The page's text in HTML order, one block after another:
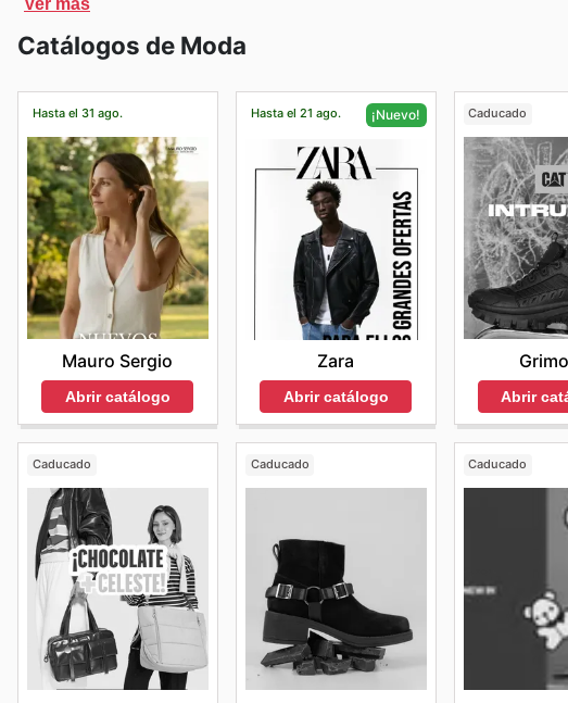
Mercado Pago.
Catálogos de Moda
Hasta el 31 ago.
Mauro Sergio
Abrir catálogo
Hasta el 21 ago. ¡Nuevo!
Zara
Abrir catálogo
Caducado
Abrir
Caducado Caducado Caducado